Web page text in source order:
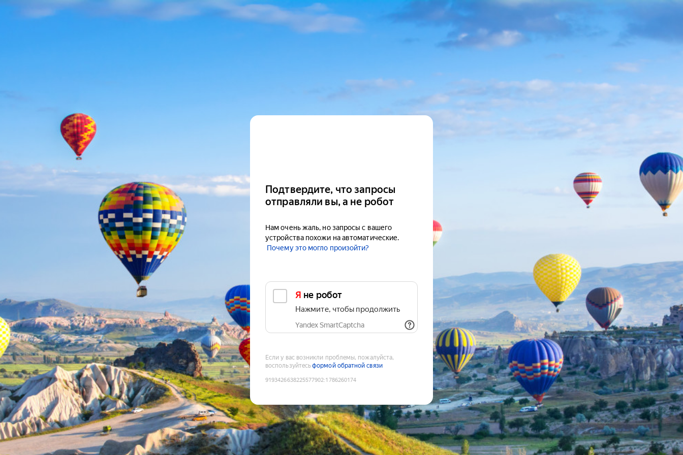
Подтвердите, что запросы
отправляли вы, а не робот
Нам очень жаль, но запросы с вашего
устройства похожи на автоматические.
Почему это могло произойти?
Я не робот
Нажмите, чтобы продолжить
Yandex SmartCaptcha
Если у вас возникли проблемы, пожалуйста,
воспользуйтесьформой обратной связи
9193426638225577902:1786260174